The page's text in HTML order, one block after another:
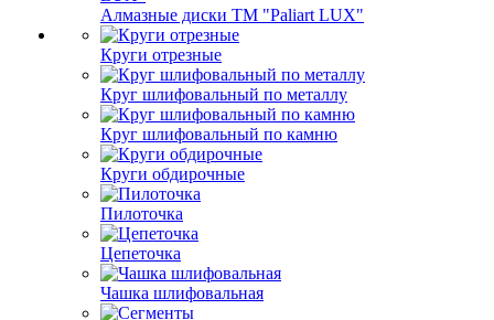
Алмазные диски ТМ "Paliart LUX"
Круги отрезные
Круг шлифовальный по металлу
Круг шлифовальный по камню
Круги обдирочные
Пилоточка
Цепеточка
Чашка шлифовальная